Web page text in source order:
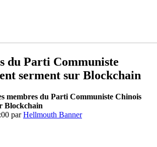
du Parti Communiste
serment sur Blockchain
membres du Parti Communiste Chinois
Blockchain
parHellmouth Banner